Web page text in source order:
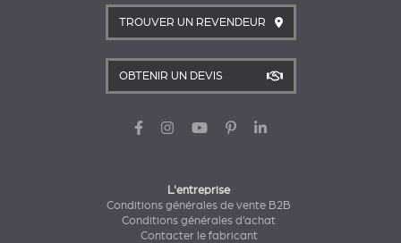
TROUVER UN REVENDEUR
OBTENIR UN DEVIS
L'entreprise
Conditions générales de vente B2B
Conditions générales d’achat
Contacter le fabricant